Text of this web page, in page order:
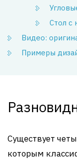
Стол с
Видео:
Примеры
Существует
которым